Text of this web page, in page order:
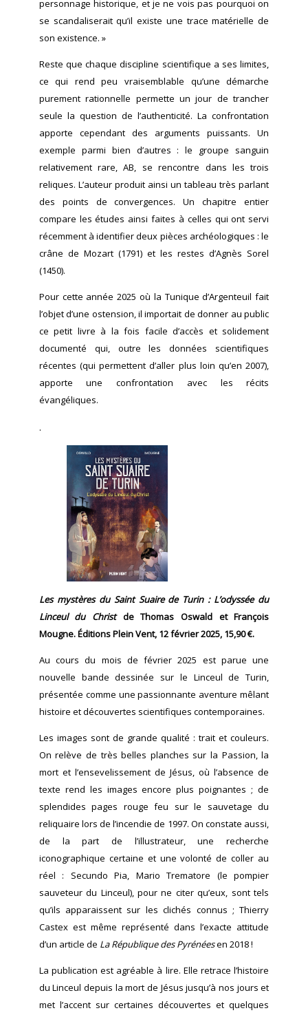
personnage historique, et je ne vois pas pourquoi on
se scandaliserait qu’il existe une trace matérielle de
son existence. »
Reste que chaque discipline scientifique a ses limites,
ce qui rend peu vraisemblable qu’une démarche
purement rationnelle permette un jour de trancher
seule la question de l’authenticité. La confrontation
apporte cependant des arguments puissants. Un
exemple parmi bien d’autres : le groupe sanguin
relativement rare, AB, se rencontre dans les trois
reliques. L’auteur produit ainsi un tableau très parlant
des points de convergences. Un chapitre entier
compare les études ainsi faites à celles qui ont servi
récemment à identifier deux pièces archéologiques : le
crâne de Mozart (1791) et les restes d’Agnès Sorel
(1450).
Pour cette année 2025 où la Tunique d’Argenteuil fait
l’objet d’une ostension, il importait de donner au public
ce petit livre à la fois facile d’accès et solidement
documenté qui, outre les données scientifiques
récentes (qui permettent d’aller plus loin qu’en 2007),
apporte une confrontation avec les récits
évangéliques.
.
Les mystères du Saint Suaire de Turin : L’odyssée du
Linceul du Christde Thomas Oswald et François
Mougne. Éditions Plein Vent, 12 février 2025, 15,90 €.
Au cours du mois de février 2025 est parue une
nouvelle bande dessinée sur le Linceul de Turin,
présentée comme une passionnante aventure mêlant
histoire et découvertes scientifiques contemporaines.
Les images sont de grande qualité : trait et couleurs.
On relève de très belles planches sur la Passion, la
mort et l’ensevelissement de Jésus, où l’absence de
texte rend les images encore plus poignantes ; de
splendides pages rouge feu sur le sauvetage du
reliquaire lors de l’incendie de 1997. On constate aussi,
de la part de l’illustrateur, une recherche
iconographique certaine et une volonté de coller au
réel : Secundo Pia, Mario Trematore (le pompier
sauveteur du Linceul), pour ne citer qu’eux, sont tels
qu’ils apparaissent sur les clichés connus ; Thierry
Castex est même représenté dans l’exacte attitude
d’un article de La République des Pyrénéesen 2018 !
La publication est agréable à lire. Elle retrace l’histoire
du Linceul depuis la mort de Jésus jusqu’à nos jours et
met l’accent sur certaines découvertes et quelques